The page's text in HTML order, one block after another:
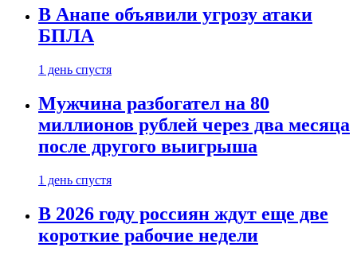
В Анапе объявили угрозу атаки
БПЛА
1 день спустя
Мужчина разбогател на 80
миллионов рублей через два месяца
после другого выигрыша
1 день спустя
В 2026 году россиян ждут еще две
короткие рабочие недели